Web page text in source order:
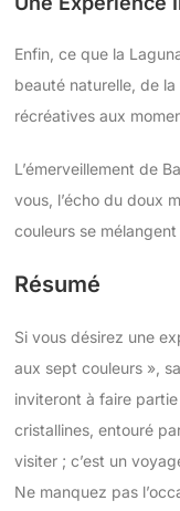
Enfin, ce que la
beauté naturelle, de
récréatives aux
L’émerveillement de
vous, l’écho du doux
couleurs se
Résumé
Si vous désirez une
aux sept couleurs »,
inviteront à faire
cristallines, entouré
visiter ; c’est un
Ne manquez pas